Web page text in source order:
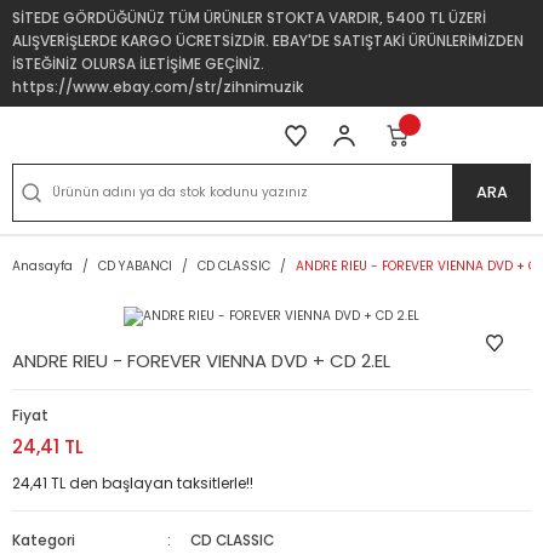
SİTEDE GÖRDÜĞÜNÜZ TÜM ÜRÜNLER STOKTA VARDIR, 5400 TL ÜZERİ
ALIŞVERİŞLERDE KARGO ÜCRETSİZDİR. EBAY'DE SATIŞTAKİ ÜRÜNLERİMİZDEN
İSTEĞİNİZ OLURSA İLETİŞİME GEÇİNİZ.
https://www.ebay.com/str/zihnimuzik
ARA
Anasayfa CD YABANCI CD CLASSIC ANDRE RIEU - FOREVER VIENNA DVD +
ANDRE RIEU - FOREVER VIENNA DVD + CD 2.EL
Fiyat
24,41 TL
24,41 TL den başlayan taksitlerle!!
Kategori
CD CLASSIC